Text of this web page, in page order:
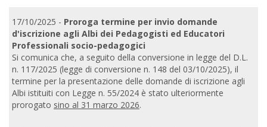
17/10/2025 - Proroga termine per invio domande
d'iscrizione agli Albi dei Pedagogisti ed Educatori
Professionali socio-pedagogici
Si comunica che, a seguito della conversione in legge del D.L.
n. 117/2025 (legge di conversione n. 148 del 03/10/2025), il
termine per la presentazione delle domande di iscrizione agli
Albi istituiti con Legge n. 55/2024 è stato ulteriormente
prorogato sino al 31 marzo 2026.